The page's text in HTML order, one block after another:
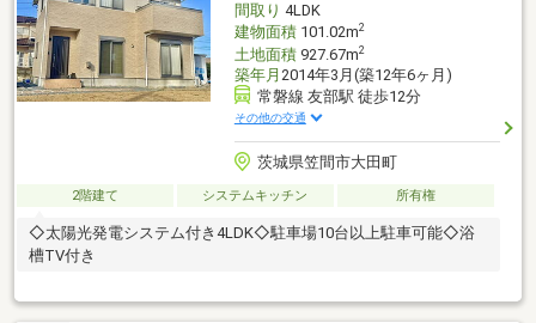
間取り 4LDK
建物面積101.02m2
土地面積927.67m2
築年月 2014年3月(築12年6ヶ月)
常磐線 友部駅 徒歩12分
その他の交通
茨城県笠間市大田町
2階建て システムキッチン 所有権
◇太陽光発電システム付き4LDK◇駐車場10台以上駐車可能◇浴
槽TV付き